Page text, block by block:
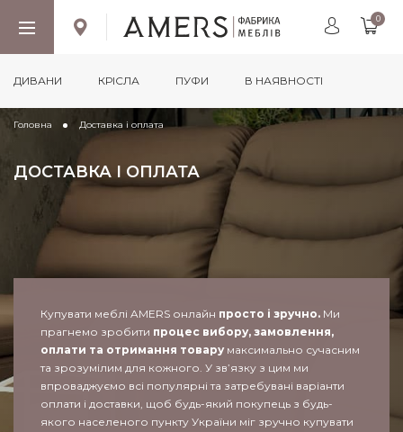
0
ДИВАНИ КРІСЛА ПУФИ В НАЯВНОСТІ
Головна Доставка і оплата
ДОСТАВКА І ОПЛАТА
Купувати меблі AMERS онлайн просто і зручно. Ми
прагнемо зробити процес вибору, замовлення,
оплати та отримання товару максимально сучасним
та зрозумілим для кожного. У зв’язку з цим ми
впроваджуємо всі популярні та затребувані варіанти
оплати і доставки, щоб будь-який покупець з будь-
якого населеного пункту України міг зручно купувати